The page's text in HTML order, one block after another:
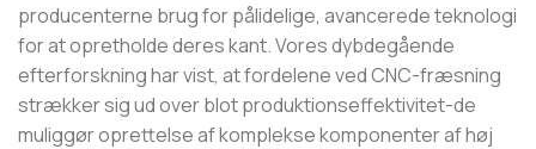
producenterne brug for pålidelige, avancerede teknologi
for at opretholde deres kant. Vores dybdegående
efterforskning har vist, at fordelene ved CNC-fræsning
strækker sig ud over blot produktionseffektivitet-de
muliggør oprettelse af komplekse komponenter af høj